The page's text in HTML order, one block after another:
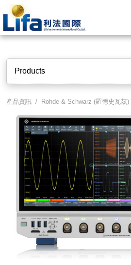
Products
產品資訊 / Rohde & Schwarz (羅德史瓦茲)